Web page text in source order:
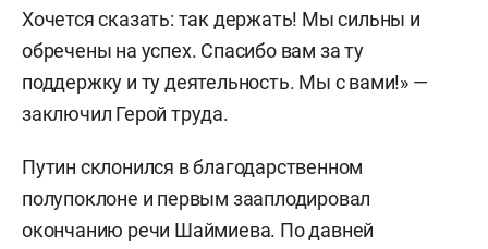
Хочется сказать: так держать! Мы сильны и
обречены на успех. Спасибо вам за ту
поддержку и ту деятельность. Мы с вами!» —
заключил Герой труда.
Путин склонился в благодарственном
полупоклоне и первым зааплодировал
окончанию речи Шаймиева. По давней